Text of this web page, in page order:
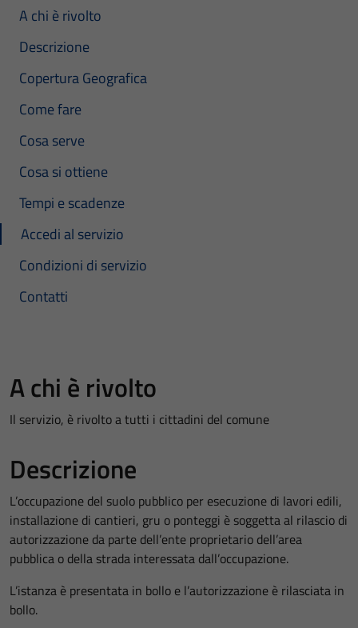
A chi è rivolto
Descrizione
Copertura Geografica
Come fare
Cosa serve
Cosa si ottiene
Tempi e scadenze
Accedi al servizio
Condizioni di servizio
Contatti
A chi è rivolto
Il servizio, è rivolto a tutti i cittadini del comune
Descrizione
L’occupazione del suolo pubblico per esecuzione di lavori edili,
installazione di cantieri, gru o ponteggi è soggetta al rilascio di
autorizzazione da parte dell’ente proprietario dell’area
pubblica o della strada interessata dall’occupazione.
L’istanza è presentata in bollo e l’autorizzazione è rilasciata in
bollo.